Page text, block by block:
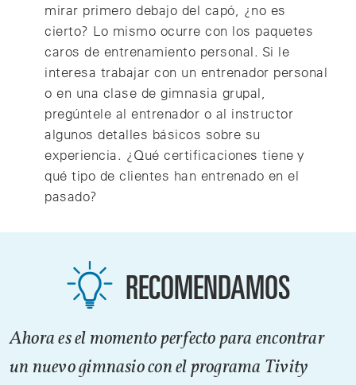
mirar primero debajo del capó, ¿no es
cierto? Lo mismo ocurre con los paquetes
caros de entrenamiento personal. Si le
interesa trabajar con un entrenador personal
o en una clase de gimnasia grupal,
pregúntele al entrenador o al instructor
algunos detalles básicos sobre su
experiencia. ¿Qué certificaciones tiene y
qué tipo de clientes han entrenado en el
pasado?
RECOMENDAMOS
Ahora es el momento perfecto para encontrar
un nuevo gimnasio con el programa Tivity